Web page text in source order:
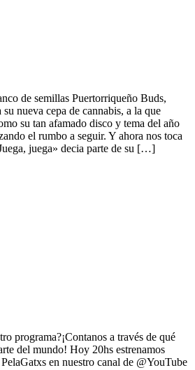
de semillas Puertorriqueño Buds,
nueva cepa de cannabis, a la que
su tan afamado disco y tema del año
el rumbo a seguir. Y ahora nos toca
juega» decia parte de su […]
programa?¡Contanos a través de qué
del mundo! Hoy 20hs estrenamos
en nuestro canal de @YouTube